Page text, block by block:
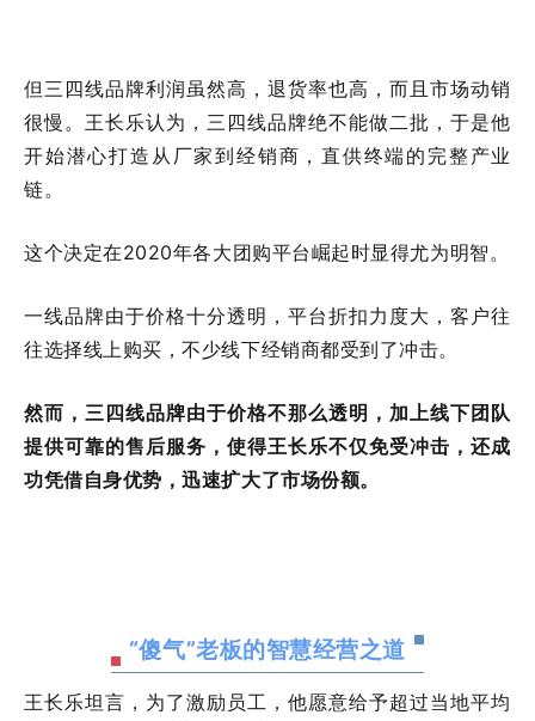
但三四线品牌利润虽然高，退货率也高，而且市场动销
很慢。王长乐认为，三四线品牌绝不能做二批，于是他
开始潜心打造从厂家到经销商，直供终端的完整产业
链。
这个决定在2020年各大团购平台崛起时显得尤为明智。
一线品牌由于价格十分透明，平台折扣力度大，客户往
往选择线上购买，不少线下经销商都受到了冲击。
然而，三四线品牌由于价格不那么透明，加上线下团队
提供可靠的售后服务，使得王长乐不仅免受冲击，还成
功凭借自身优势，迅速扩大了市场份额。
“傻气”老板的智慧经营之道
王长乐坦言，为了激励员工，他愿意给予超过当地平均